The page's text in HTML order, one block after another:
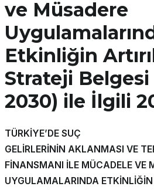
ve Müsadere
Etkinliğin
Strateji Belgesi
2030) ile İlgili
TÜRKİYE’DE SUÇ
GELİRLERİNİN AKLANMASI VE
FİNANSMANI İLE MÜCADELE VE
UYGULAMALARINDA